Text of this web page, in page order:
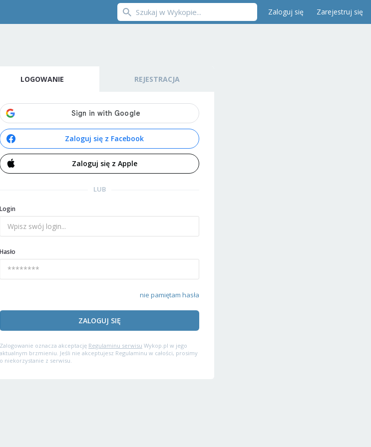
Zaloguj się Zarejestruj się
LOGOWANIE REJESTRACJA
Zaloguj się z Facebook
Zaloguj się z Apple
LUB
Login
Hasło
nie pamiętam hasła
ZALOGUJ SIĘ
Zalogowanie oznacza akceptację Regulaminu serwisu Wykop.pl w jego
aktualnym brzmieniu. Jeśli nie akceptujesz Regulaminu w całości, prosimy
o niekorzystanie z serwisu.